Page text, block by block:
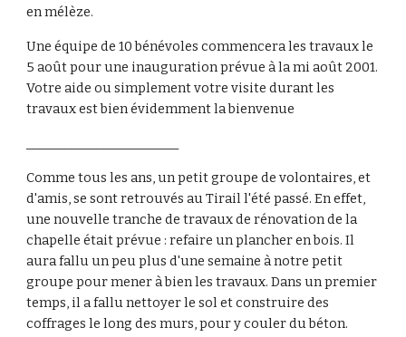
en mélèze.
Une équipe de 10 bénévoles commencera les travaux le
5 août pour une inauguration prévue à la mi août 2001.
Votre aide ou simplement votre visite durant les
travaux est bien évidemment la bienvenue
Comme tous les ans, un petit groupe de volontaires, et
d'amis, se sont retrouvés au Tirail l'été passé. En effet,
une nouvelle tranche de travaux de rénovation de la
chapelle était prévue : refaire un plancher en bois. Il
aura fallu un peu plus d'une semaine à notre petit
groupe pour mener à bien les travaux. Dans un premier
temps, il a fallu nettoyer le sol et construire des
coffrages le long des murs, pour y couler du béton.